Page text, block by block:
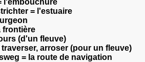
= l'estuaire
frontière
(d'un fleuve)
arroser (pour un fleuve)
= la route de navigation